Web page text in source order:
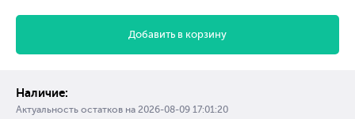
Добавить в корзину
Наличие:
Актуальность остатков на 2026-08-09 17:01:20